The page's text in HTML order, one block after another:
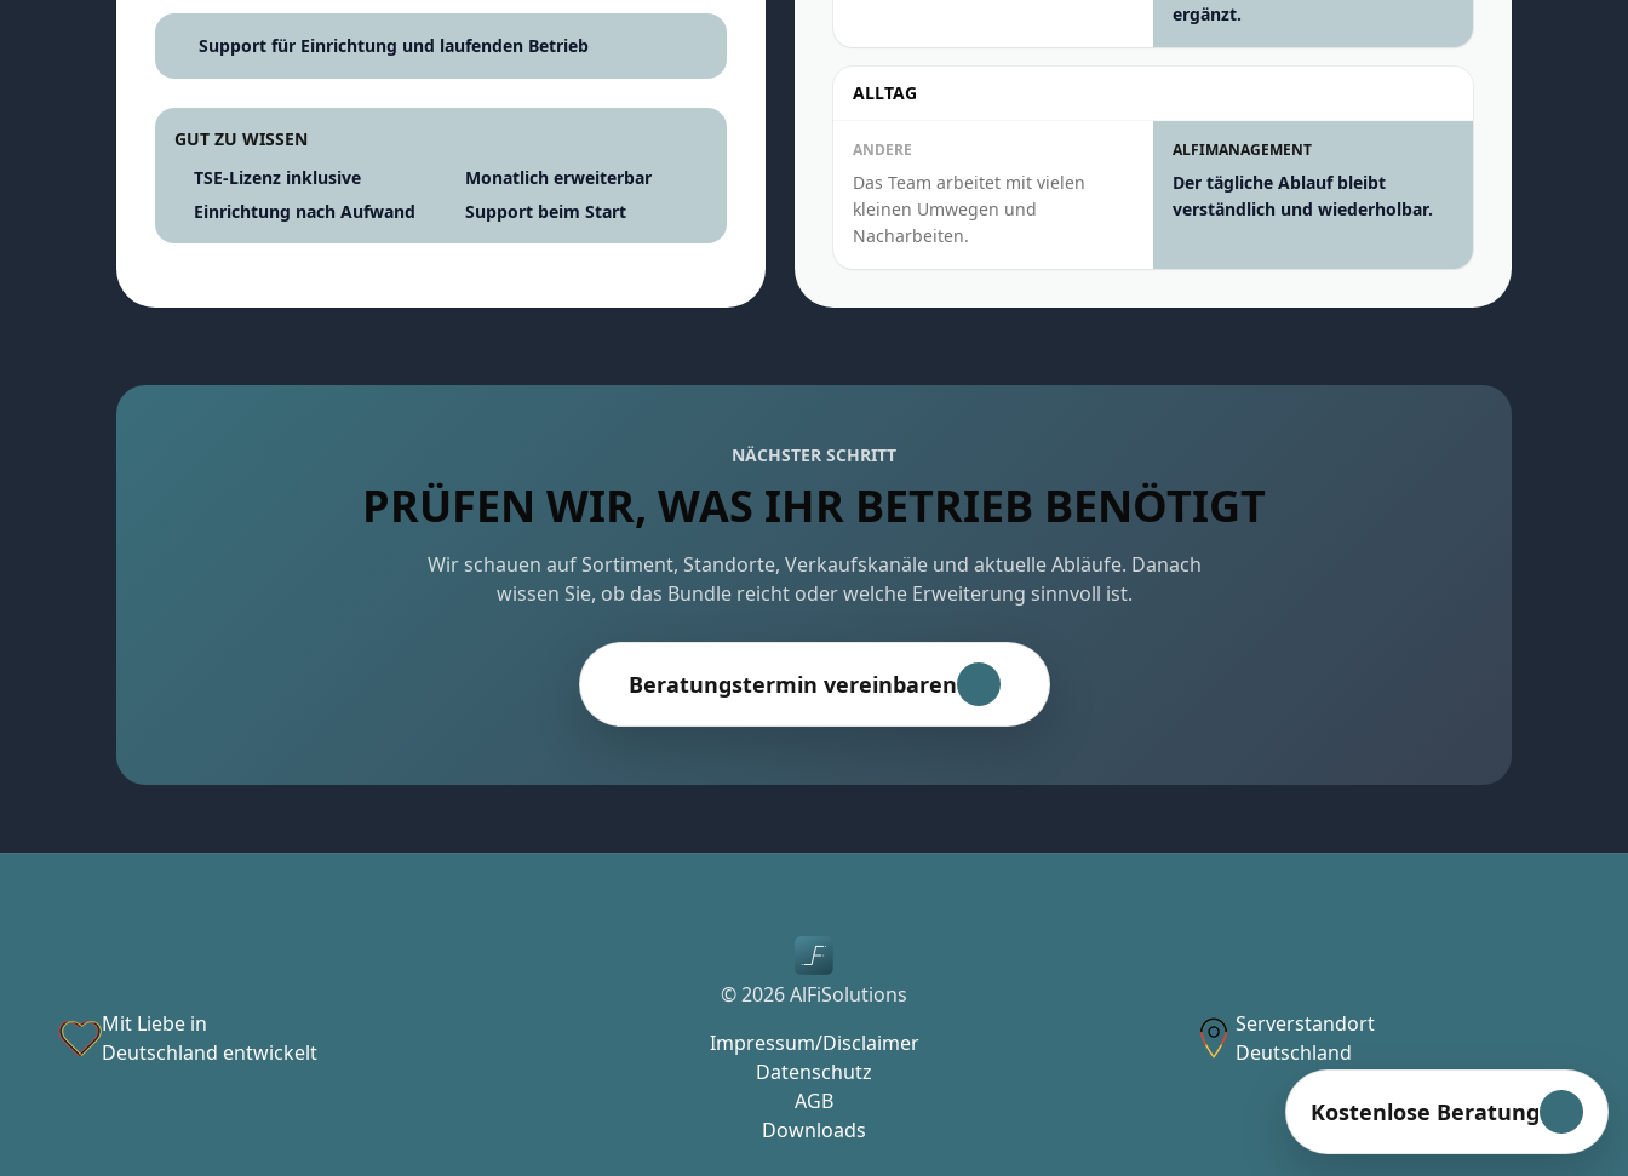
Support für Einrichtung und laufenden Betrieb
GUT ZU WISSEN
TSE-Lizenz inklusive
Monatlich erweiterbar
Einrichtung nach Aufwand
Support beim Start
ergänzt.
ALLTAG
ANDERE
Das Team arbeitet mit vielen
kleinen Umwegen und
Nacharbeiten.
ALFIMANAGEMENT
Der tägliche Ablauf bleibt
verständlich und wiederholbar.
NÄCHSTER SCHRITT
PRÜFEN WIR, WAS IHR BETRIEB BENÖTIGT
Wir schauen auf Sortiment, Standorte, Verkaufskanäle und aktuelle Abläufe. Danach
wissen Sie, ob das Bundle reicht oder welche Erweiterung sinnvoll ist.
Beratungstermin vereinbaren
Mit Liebe in
Deutschland entwickelt
© 2026 AlFiSolutions
Impressum/Disclaimer
Datenschutz
AGB
Downloads
Serverstandort
Deutschland
Kostenlose Beratung
Kostenlose Beratung